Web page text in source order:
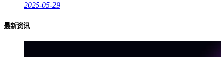
2025-05-29
最新资讯